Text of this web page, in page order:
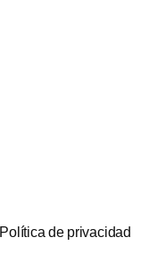
Política de privacidad